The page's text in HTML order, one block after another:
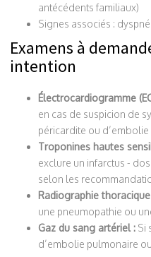
antécédents familiaux)
Signes associés :
Examens à
intention
Électrocardiogramme
en cas de suspicion de
péricardite ou d’embolie
Troponines hautes
exclure un infarctus -
selon les
Radiographie
une pneumopathie ou
Gaz du sang artériel : Si
d’embolie pulmonaire